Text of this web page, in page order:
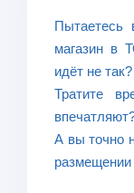
Пытаетесь
магазин в
идёт не так?
Тратите
А вы точно